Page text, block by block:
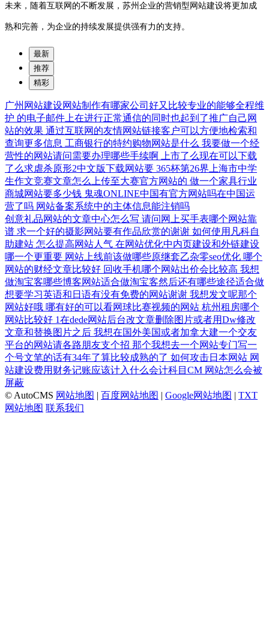
未来，随着互联网的不断发展，苏州企业的营销型网站建设将更加成
熟和完善，为企业的持续发展提供强有力的支持。
最新
推荐
精彩
广州网站建设网站制作有哪家公司好又比较专业的能够全程维
护 的电子邮件上在进行正常通信的同时也起到了推广自己网
站的效果 通过互联网的友情网站链接客户可以方便地检索和
查询更多信息 工商银行的特约购物网站是什么 我要做一个经
营性的网站请问需要办理哪些手续啊
上市了么现在可以下载
了么求虐杀原形2中文版下载网站要 365杯第26界上海市中学
生作文竞赛文章怎么上传至大赛官方网站的 做一个家具行业
商城网站要多少钱 鬼魂ONLINE中国有官方网站吗在中国运
营了吗 网站备案系统中的主体信息能注销吗
创意礼品网站的文章中心怎么写 请问网上买手表哪个网站靠
谱 求一个好的摄影网站要有作品欣赏的谢谢 如何使用凡科自
助建站 怎么提高网站人气 在网站优化中内页建设和外链建设
哪一个更重要 网站上线前该做哪些原继套乙杂零seo优化 哪个
网站的财经文章比较好 回收手机哪个网站出价会比较高 我想
做淘宝客哪些博客网站适合做淘宝客然后还有哪些途径适合做
想要学习英语和日语有没有免费的网站谢谢 我想发文呢那个
网站好哦 哪有好的可以看网球比赛视频的网站 杭州租房哪个
网站比较好 1在dede网站后台改文章删除图片或者用Dw修改
文章和替换图片之后 我想在国外美国或者加拿大建一个交友
平台的网站请各路朋友支个招 那个我想去一个网站专门写一
个号文笔的话有34年了算比较成熟的了 如何攻击日本网站 网
站建设费用财务记账应该计入什么会计科目CM 网站怎么会被
屏蔽
© AutoCMS 网站地图 | 百度网站地图 | Google网站地图 | TXT
网站地图 联系我们